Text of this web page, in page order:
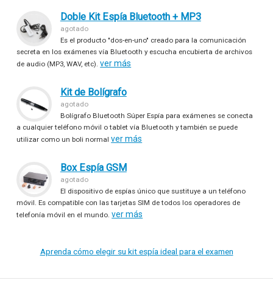
Doble Kit Espía Bluetooth + MP3
agotado
Es el producto "dos-en-uno" creado para la comunicación
secreta en los exámenes vía Bluetooth y escucha encubierta de archivos
de audio (MP3, WAV, etc).ver más
Kit de Bolígrafo
agotado
Bolígrafo Bluetooth Súper Espía para exámenes se conecta
a cualquier teléfono móvil o tablet vía Bluetooth y también se puede
utilizar como un boli normalver más
Box Espía GSM
agotado
El dispositivo de espías único que sustituye a un teléfono
móvil. Es compatible con las tarjetas SIM de todos los operadores de
telefonía móvil en el mundo.ver más
Aprenda cómo elegir su kit espía ideal para el examen